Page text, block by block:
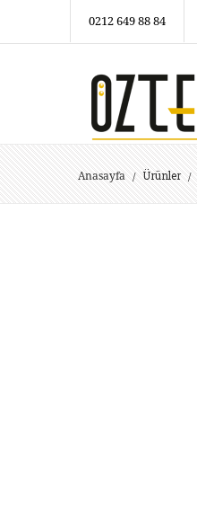
0212 649 88 84
Anasayfa / Ürünler /